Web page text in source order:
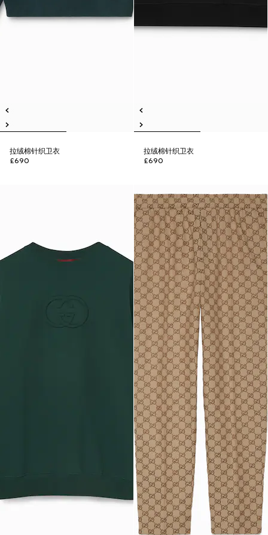
拉绒棉针织卫衣
£690
拉绒棉针织卫衣
£690